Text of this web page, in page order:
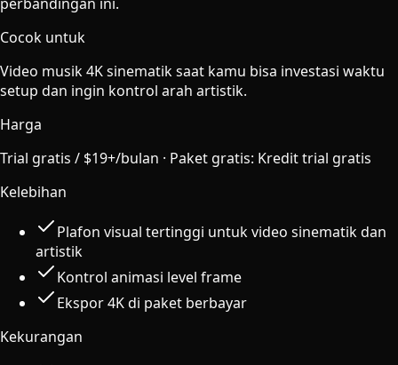
Cocok untuk
Video musik 4K sinematik saat kamu bisa investasi waktu
setup dan ingin kontrol arah artistik.
Harga
Trial gratis / $19+/bulan · Paket gratis: Kredit trial gratis
Kelebihan
Plafon visual tertinggi untuk video sinematik dan
artistik
Kontrol animasi level frame
Ekspor 4K di paket berbayar
Kekurangan